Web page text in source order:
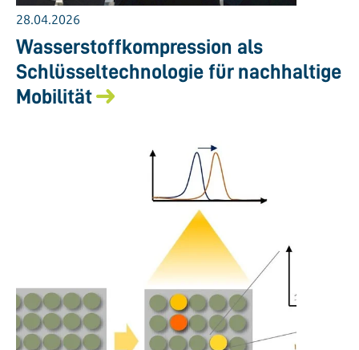
28.04.2026
Wasserstoffkompression als
Schlüsseltechnologie für nachhaltige
Mobilität